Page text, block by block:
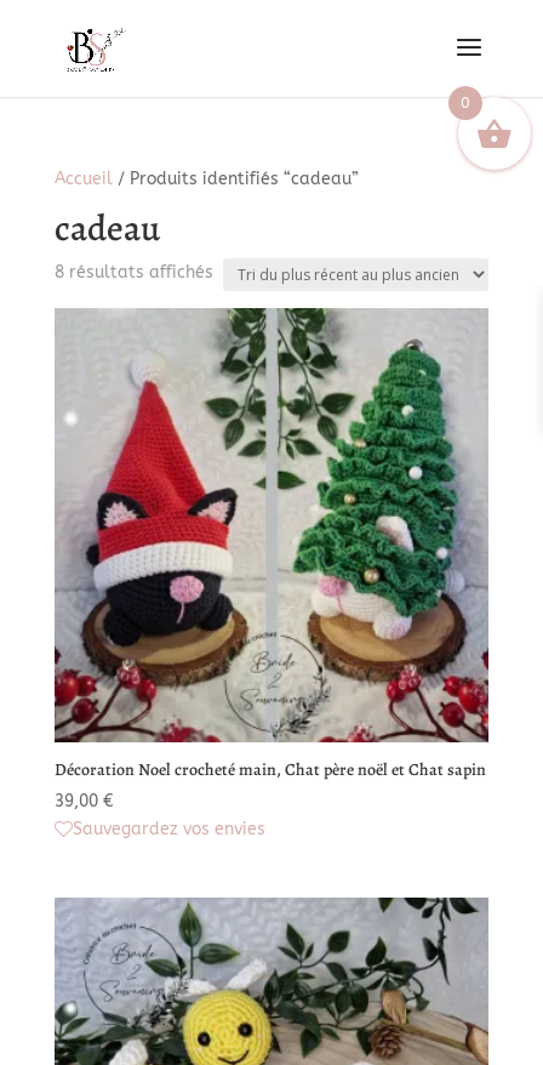
Accueil/ Produits identifiés “cadeau”
cadeau
8 résultats affichésTrié
plus
récent
au
plus
ancien
Décoration Noel crocheté main, Chat père noël et Chat sapin
39,00 €
Sauvegardez vos envies
0